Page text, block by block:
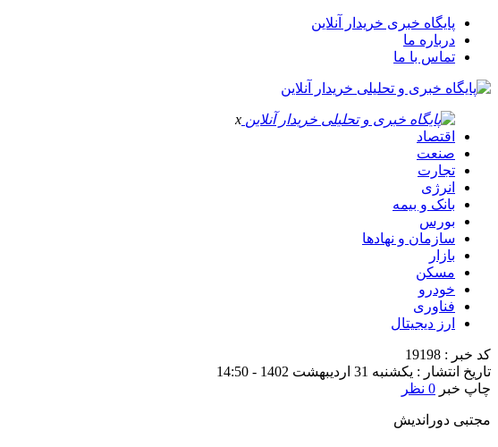
پایگاه خبری خریدار آنلاین
درباره ما
تماس با ما
x
اقتصاد
صنعت
تجارت
انرژی
بانک و بیمه
بورس
سازمان و نهادها
بازار
مسکن
خودرو
فناوری
ارز دیجیتال
کد خبر : 19198
تاریخ انتشار : یکشنبه 31 اردیبهشت 1402 - 14:50
چاپ خبر 0 نظر
مجتبی دوراندیش